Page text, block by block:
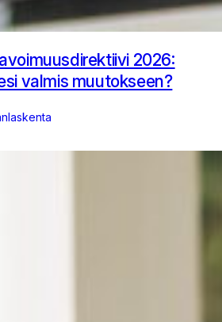
2026:
valmis muutokseen?